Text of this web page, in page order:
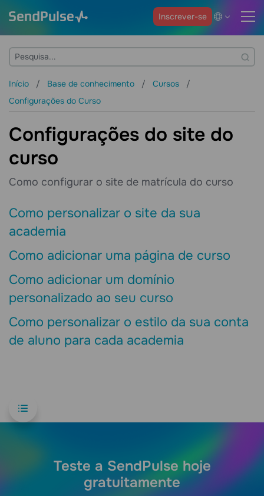
Inscrever-se
Início Base de conhecimento
Cursos
Configurações do Curso
Configurações do site do
curso
Como configurar o site de matrícula do curso
Como personalizar o site da sua
academia
Como adicionar uma página de curso
Como adicionar um domínio
personalizado ao seu curso
Como personalizar o estilo da sua conta
de aluno para cada academia
Teste a SendPulse hoje
gratuitamente